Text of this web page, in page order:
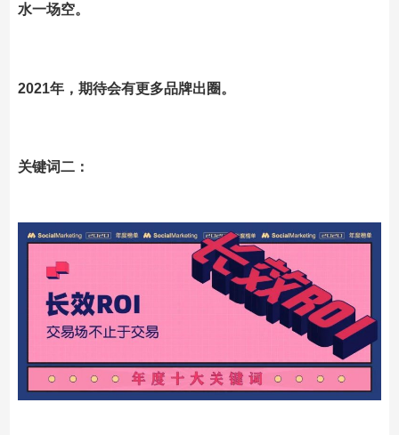
水一场空。
2021年，期待会有更多品牌出圈。
关键词二：